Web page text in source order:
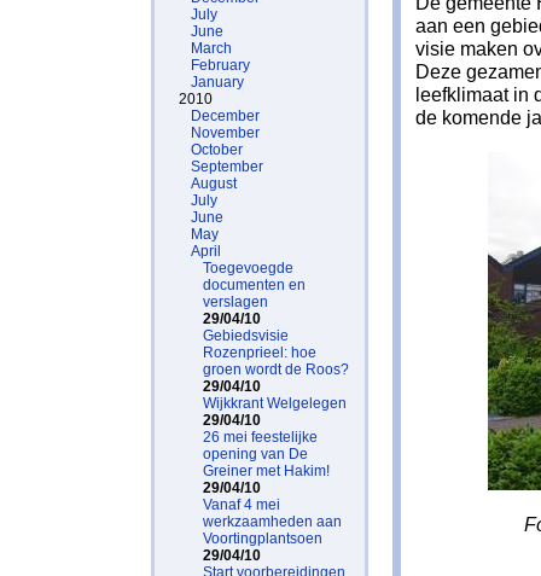
July
June
March
February
January
2010
December
November
October
September
August
July
June
May
April
Toegevoegde
documenten en
verslagen
29/04/10
Gebiedsvisie
Rozenprieel: hoe
groen wordt de Roos?
29/04/10
Wijkkrant Welgelegen
29/04/10
26 mei feestelijke
opening van De
Greiner met Hakim!
29/04/10
Vanaf 4 mei
werkzaamheden aan
Voortingplantsoen
29/04/10
Start voorbereidingen
aan een
visie maken
Deze
leefklimaat in
de komende